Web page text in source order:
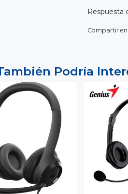
Respuesta
Compartir en:
Podría